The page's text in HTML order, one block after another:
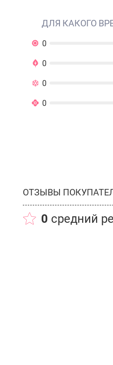
ДЛЯ КАКОГО
0
0
0
0
ОТЗЫВЫ
0 средний